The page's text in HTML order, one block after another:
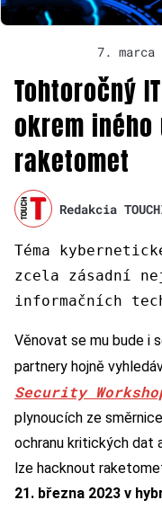
7. marca
Tohtoročný
okrem
raketomet
Redakcia
Téma
zcela zásadní
informačních
Věnovat se mu bude i
partnery hojně
Security
plynoucích ze
ochranu kritických dat
lze hacknout
21. března 2023 v